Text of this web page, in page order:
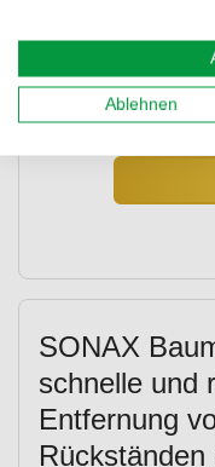
Abholung
Filiale auswählen
SONAX
schnelle und
Entfernung
Rückständen
Ablehnen